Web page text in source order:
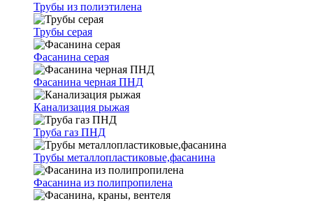
Трубы из полиэтилена
Трубы серая
Фасанина серая
Фасанина черная ПНД
Канализация рыжая
Труба газ ПНД
Трубы металлопластиковые,фасанина
Фасанина из полипропилена